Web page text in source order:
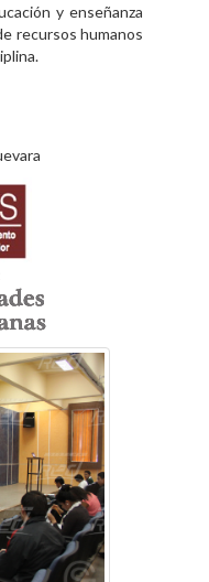
y enseñanza
recursos humanos